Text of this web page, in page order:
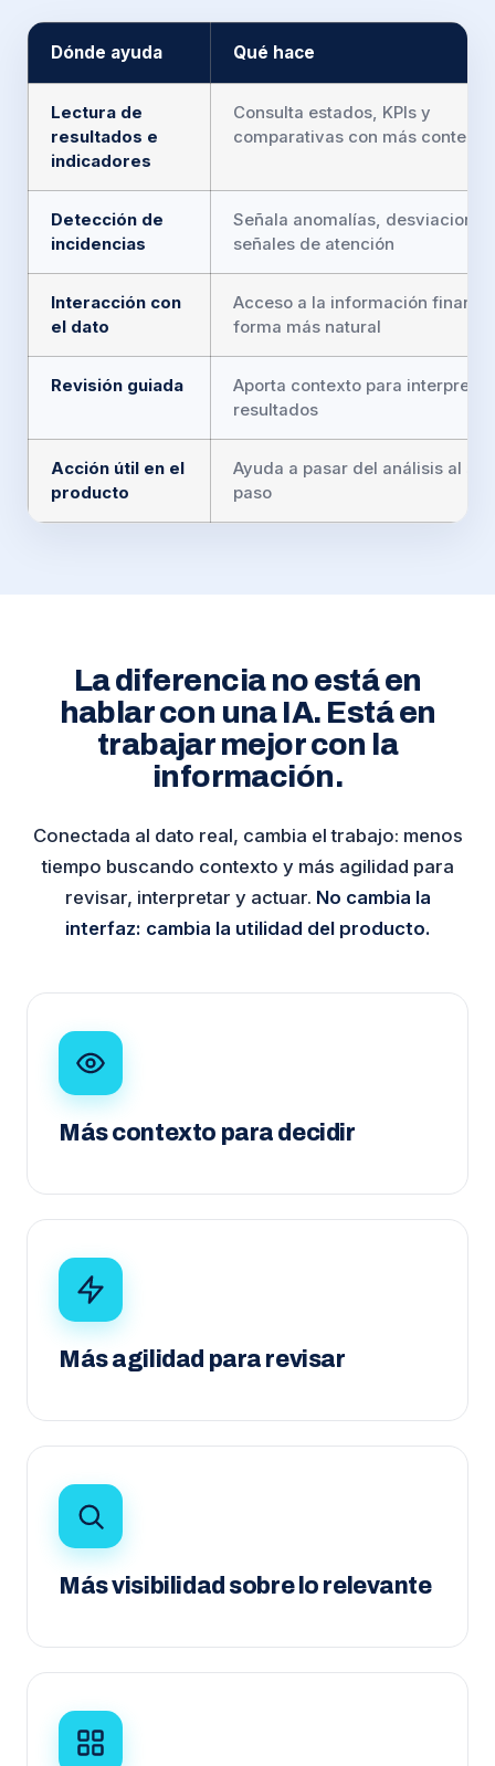
Dónde ayuda Qué hace
Lectura de
resultados e
indicadores
Consulta estados, KPIs y
comparativas con más contexto
Detección de
incidencias
Señala anomalías,
señales de atención
Interacción con
el dato
Acceso a la información
forma más natural
Revisión guiada
Aporta contexto para interpretar
resultados
Acción útil en el
producto
Ayuda a pasar del análisis al
paso
La diferencia no está en
hablar con una IA. Está en
trabajar mejor con la
información.
Conectada al dato real, cambia el trabajo: menos
tiempo buscando contexto y más agilidad para
revisar, interpretar y actuar. No cambia la
interfaz: cambia la utilidad del producto.
Más contexto para decidir
Más agilidad para revisar
Más visibilidad sobre lo relevante